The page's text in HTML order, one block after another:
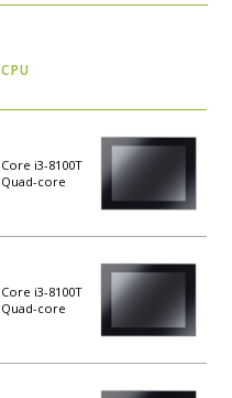
CPU
Core i3-8100T
Quad-core
Core i3-8100T
Quad-core